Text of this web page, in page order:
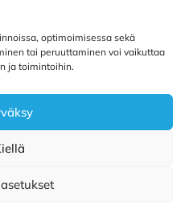
optimoimisessa sekä
tai peruuttaminen voi vaikuttaa
ja toimintoihin.
34
Oulu